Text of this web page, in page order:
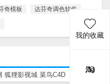
奇模板 达芬奇调色软件
狐狸影视城 菜鸟C4D
我的收藏